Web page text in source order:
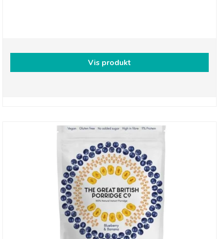
Vis produkt